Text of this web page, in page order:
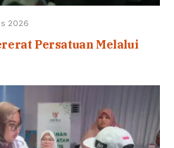
2026
Persatuan Melalui